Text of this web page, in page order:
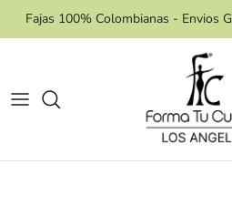
Fajas 100% Colombianas - Envios
Necesidades
Masajes